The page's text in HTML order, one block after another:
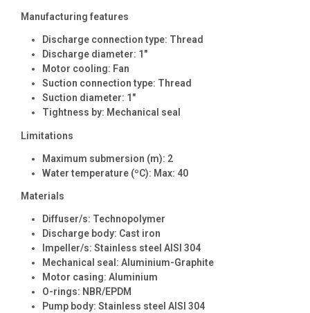
Manufacturing features
Discharge connection type: Thread
Discharge diameter: 1″
Motor cooling: Fan
Suction connection type: Thread
Suction diameter: 1″
Tightness by: Mechanical seal
Limitations
Maximum submersion (m): 2
Water temperature (ºC): Max: 40
Materials
Diffuser/s: Technopolymer
Discharge body: Cast iron
Impeller/s: Stainless steel AISI 304
Mechanical seal: Aluminium-Graphite
Motor casing: Aluminium
O-rings: NBR/EPDM
Pump body: Stainless steel AISI 304